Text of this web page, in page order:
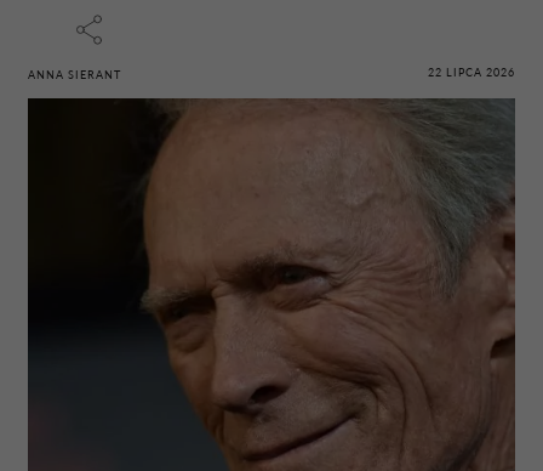
ANNA SIERANT 22 LIPCA 2026